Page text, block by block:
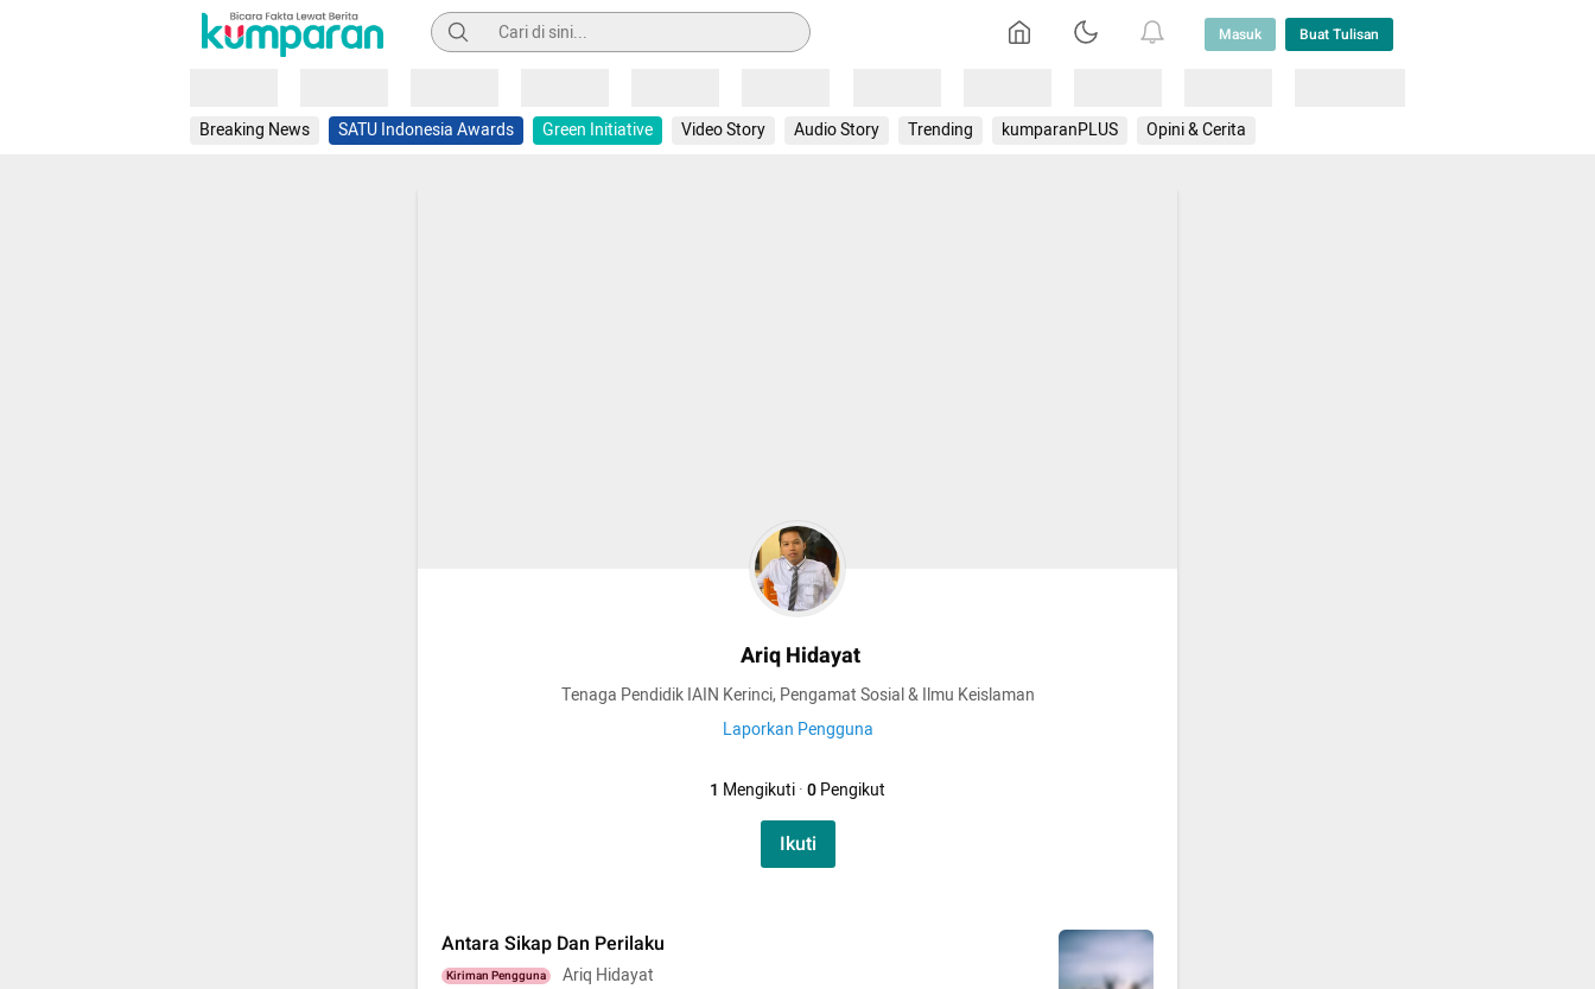
Pencarian Masuk Buat Tulisan
Breaking News SATU Indonesia Awards Green Initiative Video Story Audio Story Trending kumparanPLUS Opini & Cerita
Ariq Hidayat
Tenaga Pendidik IAIN Kerinci, Pengamat Sosial & Ilmu Keislaman
Laporkan Pengguna
1 Mengikuti·0Pengikut
Ikuti
Antara Sikap Dan Perilaku
Kiriman Pengguna Ariq Hidayat